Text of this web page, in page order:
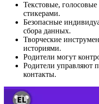
Текстовые,
стикерами.
Безопасные
сбора данных.
Творческие
историями.
Родители могут
Родители управляют
контакты.